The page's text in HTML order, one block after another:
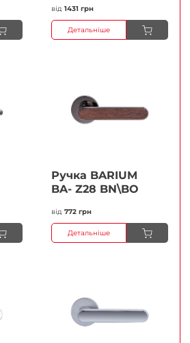
від 1431 грн
Детальніше
Ручка BARIUM
BA- Z28 BN\BO
від 772 грн
Детальніше